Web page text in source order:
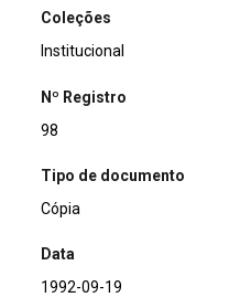
Coleções
Institucional
Nº Registro
98
Tipo de documento
Cópia
Data
1992-09-19